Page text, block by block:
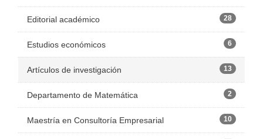
Editorial académico 28
Estudios económicos 6
Artículos de investigación 13
Departamento de Matemática 2
Maestría en Consultoría Empresarial 10